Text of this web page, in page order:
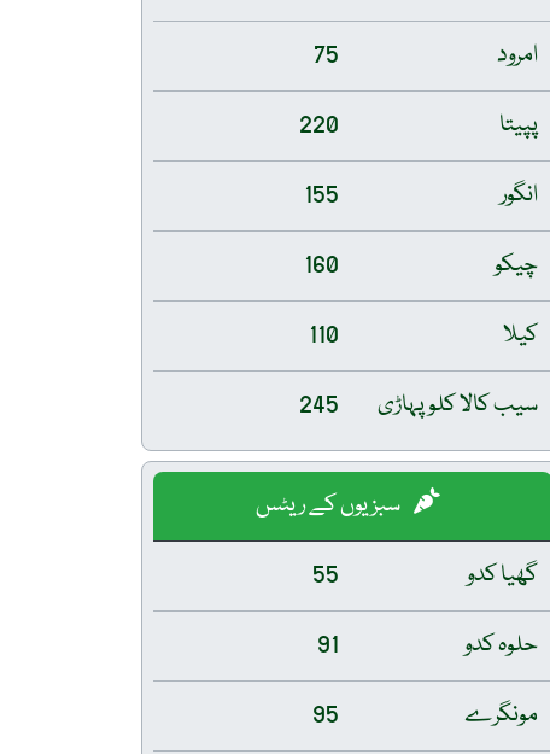
امرود
75
پپیتا
220
انگور
155
چیکو
160
کیلا
110
سیب کالا کلو پہاڑی
245
سبزیوں کے ریٹس
گھیا کدو
55
حلوہ کدو
91
مونگرے
95